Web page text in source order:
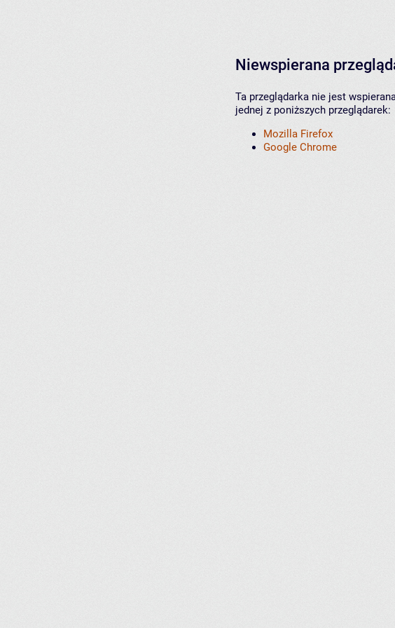
Niewspierana
Ta przeglądarka nie jest
jednej z poniższych przeglądarek:
Mozilla Firefox
Google Chrome